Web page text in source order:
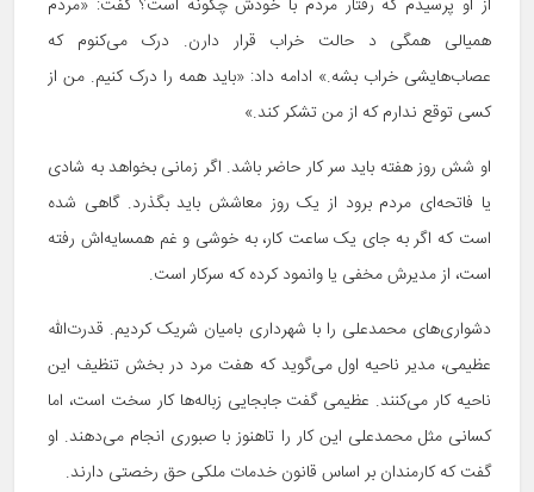
از او پرسیدم که رفتار مردم با خودش چگونه است؟ گفت: «مردم
همیالی همگی د حالت خراب قرار دارن. درک می‌کنوم که
عصاب‌هایشی خراب بشه.» ادامه داد: «باید همه را درک کنیم. من از
کسی توقع ندارم که از من تشکر کند.»
او شش روز هفته باید سر کار حاضر باشد. اگر زمانی بخواهد به شادی
یا فاتحه‌ای مردم برود از یک روز معاشش باید بگذرد. گاهی شده
است که اگر به جای یک ساعت کار، به خوشی و غم همسایه‌اش رفته
است، از مدیرش مخفی یا وانمود کرده که سرکار است.
دشواری‌های محمدعلی را با شهرداری بامیان شریک کردیم. قدرت‌الله
عظیمی، مدیر ناحیه اول می‌گوید که هفت مرد در بخش تنظیف این
ناحیه کار می‌کنند. عظیمی گفت جابجایی زباله‌ها کار سخت است، اما
کسانی مثل محمدعلی این کار را تاهنوز با صبوری انجام می‌دهند. او
گفت که کارمندان بر اساس قانون خدمات ملکی حق رخصتی دارند.